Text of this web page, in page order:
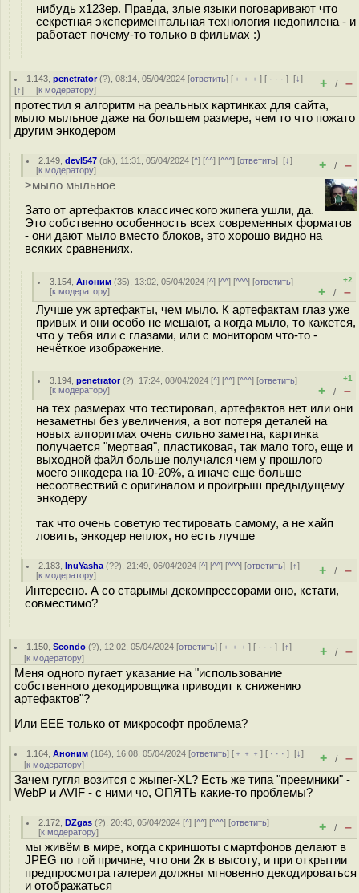
нибудь х123ер. Правда, злые языки поговаривают что
секретная экспериментальная технология недопилена - и
работает почему-то только в фильмах :)
1.143 ,penetrator(?), 08:14, 05/04/2024 [ответить] [ ﹢﹢﹢] [ · · ·][↓]
[↑] [к модератору] + / –
протестил я алгоритм на реальных картинках для сайта,
мыло мыльное даже на большем размере, чем то что пожато
другим энкодером
2.149 ,devl547 (ok), 11:31, 05/04/2024 [^] [^^] [^^^] [ответить][↓]
[к модератору] + / –
>мыло мыльное
Зато от артефактов классического жипега ушли, да.
Это собственно особенность всех современных форматов
- они дают мыло вместо блоков, это хорошо видно на
всяких сравнениях.
3.154 ,Аноним (35), 13:02, 05/04/2024 [^] [^^] [^^^] [ответить]
[к модератору]
+2
+ / –
Лучше уж артефакты, чем мыло. К артефактам глаз уже
привых и они особо не мешают, а когда мыло, то кажется,
что у тебя или с глазами, или с монитором что-то -
нечёткое изображение.
3.194 ,penetrator(?), 17:24, 08/04/2024 [^] [^^] [^^^] [ответить]
[к модератору]
+1
+ / –
на тех размерах что тестировал, артефактов нет или они
незаметны без увеличения, а вот потеря деталей на
новых алгоритмах очень сильно заметна, картинка
получается "мертвая", пластиковая, так мало того, еще и
выходной файл больше получался чем у прошлого
моего энкодера на 10-20%, а иначе еще больше
несоотвествий с оригиналом и проигрыш предыдущему
энкодеру
так что очень советую тестировать самому, а не хайп
ловить, энкодер неплох, но есть лучше
2.183 ,InuYasha (??), 21:49, 06/04/2024 [^] [^^] [^^^] [ответить][↑]
[к модератору] + / –
Интересно. А со старымы декомпрессорами оно, кстати,
совместимо?
1.150 ,Scondo (?), 12:02, 05/04/2024 [ответить] [ ﹢﹢﹢] [ · · ·][↑]
[к модератору] + / –
Меня одного пугает указание на "использование
собственного декодировщика приводит к снижению
артефактов"?
Или EEE только от микрософт проблема?
1.164 ,Аноним (164), 16:08, 05/04/2024 [ответить] [ ﹢﹢﹢] [ · · ·][↓]
[к модератору] + / –
Зачем гугля возится с жыпег-XL? Есть же типа "преемники" -
WebP и AVIF - с ними чо, ОПЯТЬ какие-то проблемы?
2.172 ,DZgas (?), 20:43, 05/04/2024 [^] [^^] [^^^] [ответить]
[к модератору] + / –
мы живём в мире, когда скриншоты смартфонов делают в
JPEG по той причине, что они 2к в высоту, и при открытии
предпросмотра галереи должны мгновенно декодироваться
и отображаться